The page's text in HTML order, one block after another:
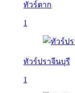
ทัวร์ตาก
1
ทัวร์ปราจีนบุรี
1